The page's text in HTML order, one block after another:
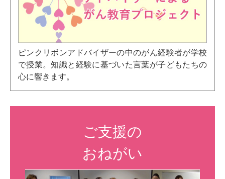
ピンクリボンアドバイザーの中のがん経験者が学校
で授業。知識と経験に基づいた言葉が子どもたちの
心に響きます。
ご支援の
おねがい